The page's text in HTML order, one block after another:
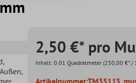
,
,
,
2,50 €* pro
Inhalt: 0.01 Quadratmeter (250,00 €* /
Artikelnummer: